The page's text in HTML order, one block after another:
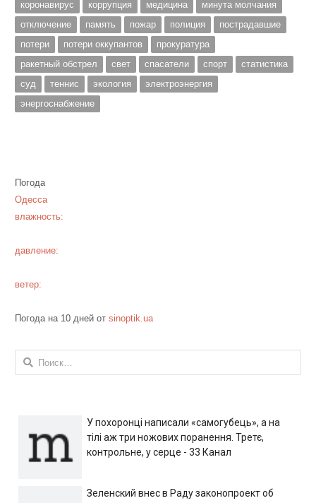
коронавирус
коррупция медицина
минута молчания
отключение
память пожар полиция
пострадавшие
потери
потери оккупантов
прокуратура
ракетный обстрел
свет спасатели спорт
статистика
суд
теннис экология
электроэнергия
энергоснабжение
Погода
Одесса
влажность:
давление:
ветер:
Погода на 10 дней от sinoptik.ua
Найти:
У похоронці написали «самогубець», а на
тілі аж три ножових поранення. Третє,
контрольне, у серце - 33 Канал
Зеленский внес в Раду законопроект об